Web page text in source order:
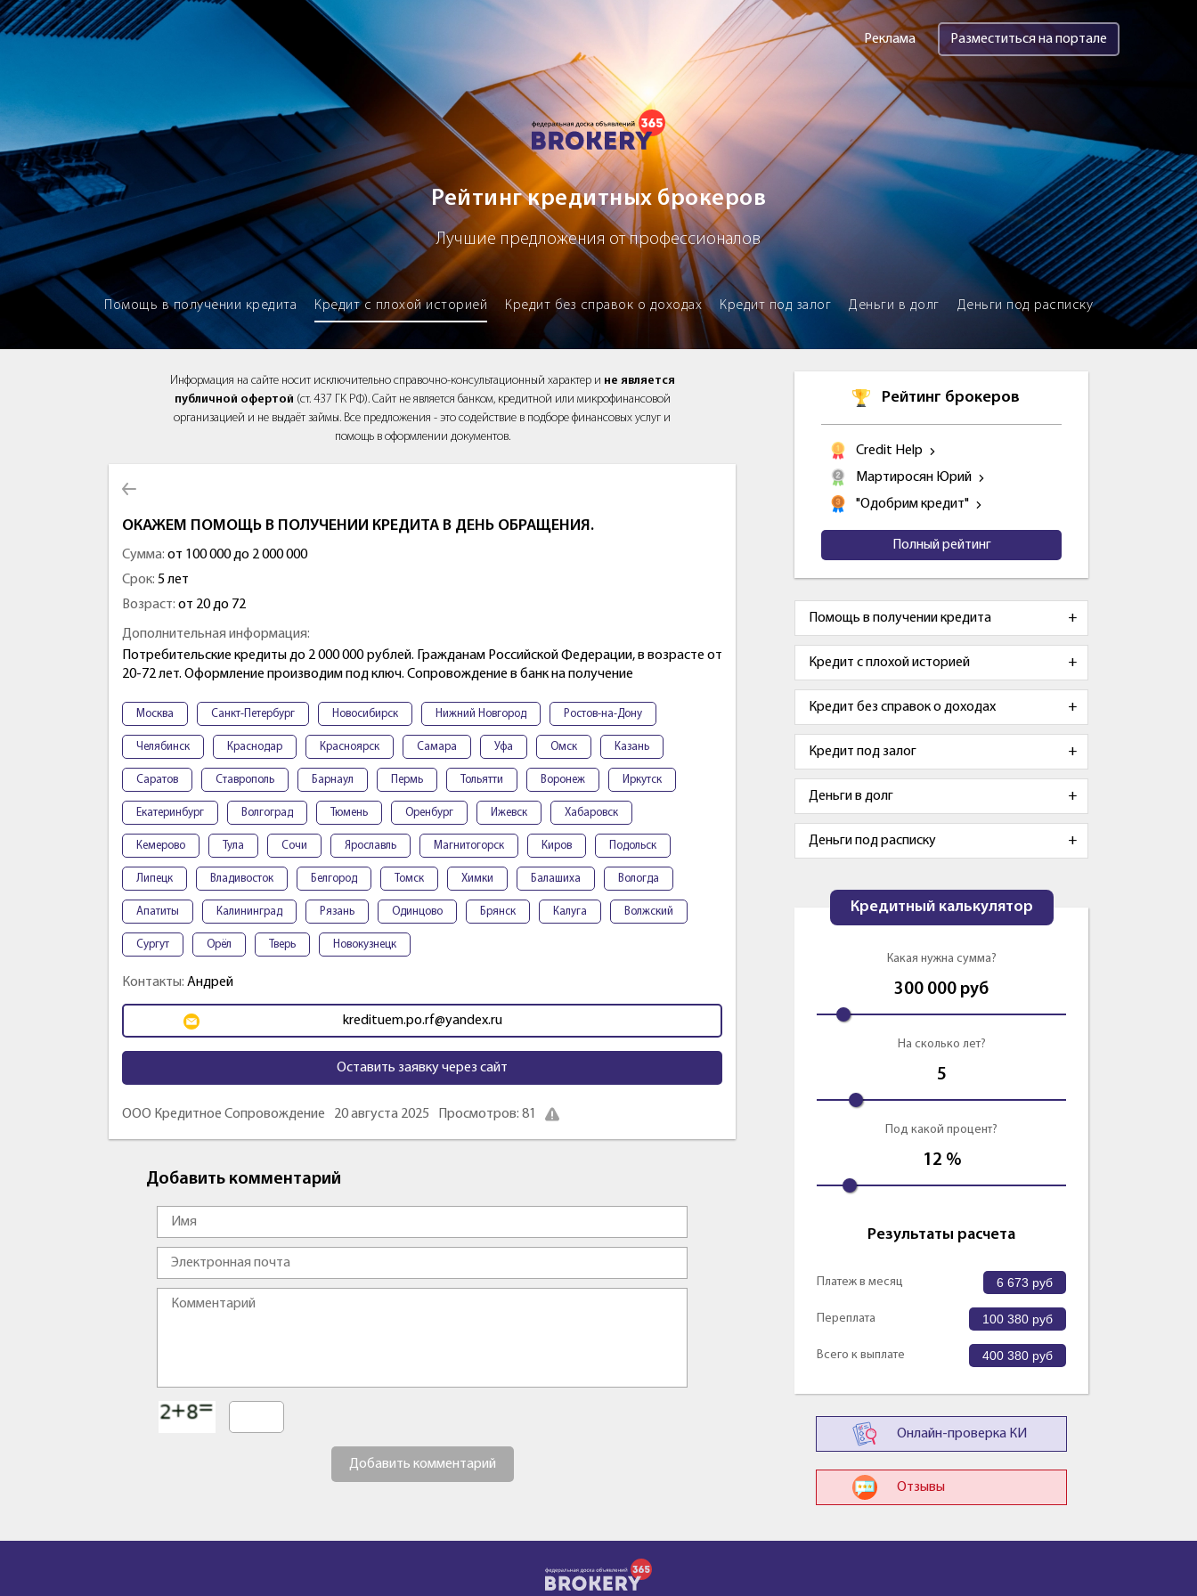
Brokery365 - Рейтинг кредитных брокеров
Реклама Разместиться на портале
Рейтинг кредитных брокеров
Лучшие предложения от профессионалов
Помощь в получении кредита Кредит с плохой историей Кредит без справок о доходах Кредит под залог Деньги в долг Деньги под расписку
Информация на сайте носит исключительно справочно-консультационный характер и не является
публичной офертой (ст. 437 ГК РФ). Сайт не является банком, кредитной или микрофинансовой
организацией и не выдаёт займы. Все предложения - это содействие в подборе финансовых услуг и
помощь в оформлении документов.
ОКАЖЕМ ПОМОЩЬ В ПОЛУЧЕНИИ КРЕДИТА В ДЕНЬ ОБРАЩЕНИЯ.
Сумма: от 100 000 до 2 000 000
Срок: 5 лет
Возраст: от 20 до 72
Дополнительная информация:
Потребительские кредиты до 2 000 000 рублей. Гражданам Российской Федерации, в возрасте от
20-72 лет. Оформление производим под ключ. Сопровождение в банк на получение
Москва Санкт-Петербург Новосибирск Нижний Новгород Ростов-на-Дону
Челябинск Краснодар Красноярск Самара Уфа Омск Казань
Саратов Ставрополь Барнаул Пермь Тольятти Воронеж Иркутск
Екатеринбург Волгоград Тюмень Оренбург Ижевск Хабаровск
Кемерово Тула Сочи Ярославль Магнитогорск Киров Подольск
Липецк Владивосток Белгород Томск Химки Балашиха Вологда
Апатиты Калининград Рязань Одинцово Брянск Калуга Волжский
Сургут Орёл Тверь Новокузнецк
Контакты: Андрей
kredituem.po.rf@yandex.ru
Оставить заявку через сайт
ООО Кредитное Сопровождение 20 августа 2025 Просмотров: 81
Добавить комментарий
Добавить комментарий
Рейтинг брокеров
Credit Help
Мартиросян Юрий
"Одобрим кредит"
Полный рейтинг
Помощь в получении кредита
Кредит с плохой историей
Кредит без справок о доходах
Кредит под залог
Деньги в долг
Деньги под расписку
Кредитный калькулятор
Какая нужна сумма?
300 000 руб
На сколько лет?
5
Под какой процент?
12 %
Результаты расчета
Платеж в месяц 6 673 руб
Переплата 100 380 руб
Всего к выплате 400 380 руб
Онлайн-проверка КИ
Отзывы